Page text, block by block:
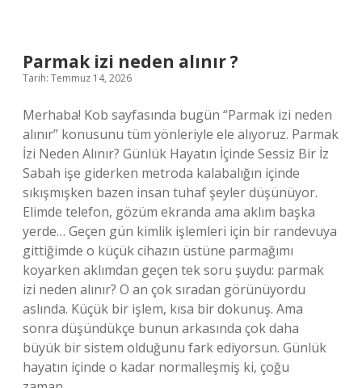
?
Parmak izi neden alınır ?
Tarih: Temmuz 14, 2026
Merhaba! Kob sayfasında bugün “Parmak izi neden
alınır” konusunu tüm yönleriyle ele alıyoruz. Parmak
İzi Neden Alınır? Günlük Hayatın İçinde Sessiz Bir İz
Sabah işe giderken metroda kalabalığın içinde
sıkışmışken bazen insan tuhaf şeyler düşünüyor.
Elimde telefon, gözüm ekranda ama aklım başka
yerde… Geçen gün kimlik işlemleri için bir randevuya
gittiğimde o küçük cihazın üstüne parmağımı
koyarken aklımdan geçen tek soru şuydu: parmak
izi neden alınır? O an çok sıradan görünüyordu
aslında. Küçük bir işlem, kısa bir dokunuş. Ama
sonra düşündükçe bunun arkasında çok daha
büyük bir sistem olduğunu fark ediyorsun. Günlük
hayatın içinde o kadar normalleşmiş ki, çoğu